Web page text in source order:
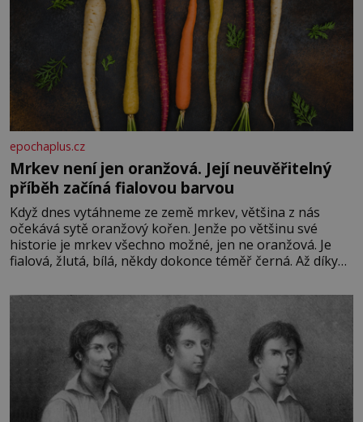
epochaplus.cz
Mrkev není jen oranžová. Její neuvěřitelný
příběh začíná fialovou barvou
Když dnes vytáhneme ze země mrkev, většina z nás
očekává sytě oranžový kořen. Jenže po většinu své
historie je mrkev všechno možné, jen ne oranžová. Je
fialová, žlutá, bílá, někdy dokonce téměř černá. Až díky
bez které si českou zahradu ani nedokážeme představit.